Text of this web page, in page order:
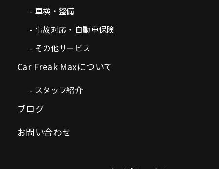
車検・整備
事故対応・自動車保険
その他サービス
Car Freak Maxについて
スタッフ紹介
ブログ
お問い合わせ